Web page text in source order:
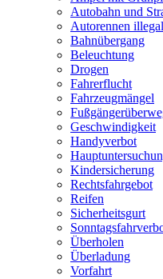
Autobahn und
Autorennen illegal
Bahnübergang
Beleuchtung
Drogen
Fahrerflucht
Fahrzeugmängel
Geschwindigkeit
Handyverbot
Kindersicherung
Rechtsfahrgebot
Reifen
Sicherheitsgurt
Überholen
Überladung
Vorfahrt